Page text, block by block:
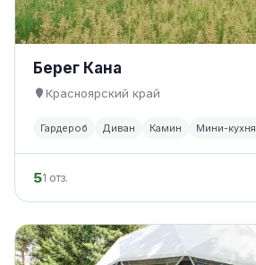
Берег Кана
Красноярский край
Гардероб Диван Камин Мини-кухня
51 отз.